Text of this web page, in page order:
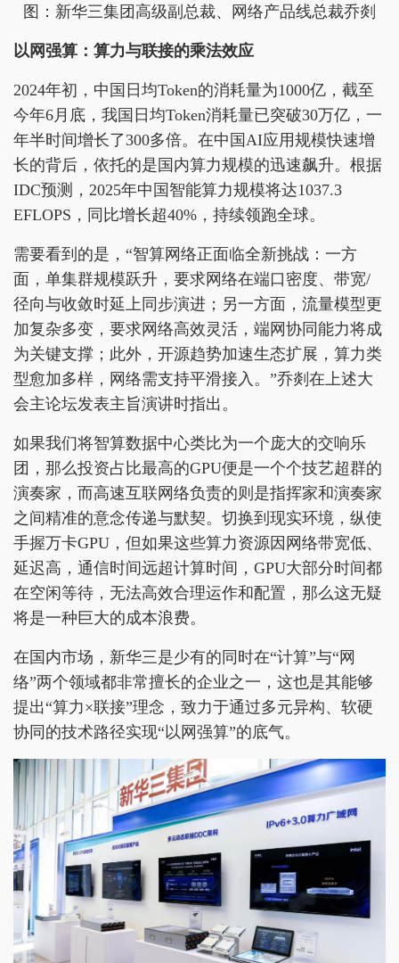
图：新华三集团高级副总裁、网络产品线总裁乔剡
以网强算：算力与联接的乘法效应
2024年初，中国日均Token的消耗量为1000亿，截至
今年6月底，我国日均Token消耗量已突破30万亿，一
年半时间增长了300多倍。在中国AI应用规模快速增
长的背后，依托的是国内算力规模的迅速飙升。根据
IDC预测，2025年中国智能算力规模将达1037.3
EFLOPS，同比增长超40%，持续领跑全球。
需要看到的是，“智算网络正面临全新挑战：一方
面，单集群规模跃升，要求网络在端口密度、带宽/
径向与收敛时延上同步演进；另一方面，流量模型更
加复杂多变，要求网络高效灵活，端网协同能力将成
为关键支撑；此外，开源趋势加速生态扩展，算力类
型愈加多样，网络需支持平滑接入。”乔剡在上述大
会主论坛发表主旨演讲时指出。
如果我们将智算数据中心类比为一个庞大的交响乐
团，那么投资占比最高的GPU便是一个个技艺超群的
演奏家，而高速互联网络负责的则是指挥家和演奏家
之间精准的意念传递与默契。切换到现实环境，纵使
手握万卡GPU，但如果这些算力资源因网络带宽低、
延迟高，通信时间远超计算时间，GPU大部分时间都
在空闲等待，无法高效合理运作和配置，那么这无疑
将是一种巨大的成本浪费。
在国内市场，新华三是少有的同时在“计算”与“网
络”两个领域都非常擅长的企业之一，这也是其能够
提出“算力×联接”理念，致力于通过多元异构、软硬
协同的技术路径实现“以网强算”的底气。